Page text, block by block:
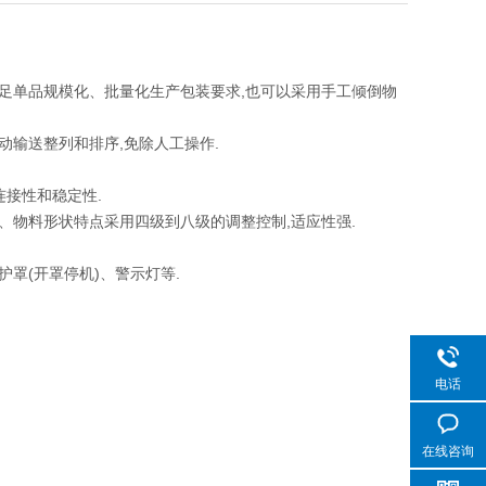
单品规模化、批量化生产包装要求,也可以采用手工倾倒物
输送整列和排序,免除人工操作.
性和稳定性.
料形状特点采用四级到八级的调整控制,适应性强.
(开罩停机)、警示灯等.
电话
在线咨询